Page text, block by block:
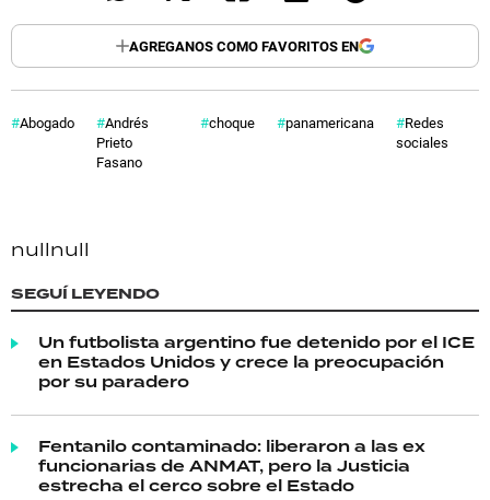
AGREGANOS COMO FAVORITOS EN
Abogado
Andrés
Prieto
Fasano
choque panamericana
Redes
sociales
nullnull
SEGUÍ LEYENDO
Un futbolista argentino fue detenido por el ICE
en Estados Unidos y crece la preocupación
por su paradero
Fentanilo contaminado: liberaron a las ex
funcionarias de ANMAT, pero la Justicia
estrecha el cerco sobre el Estado